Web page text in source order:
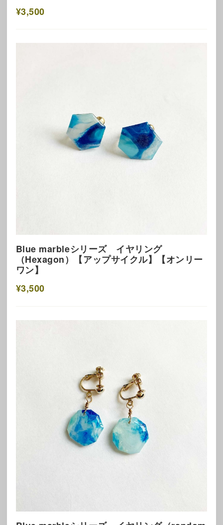
¥3,500
Blue marbleシリーズ イヤリング
（Hexagon）【アップサイクル】【オンリー
ワン】
¥3,500